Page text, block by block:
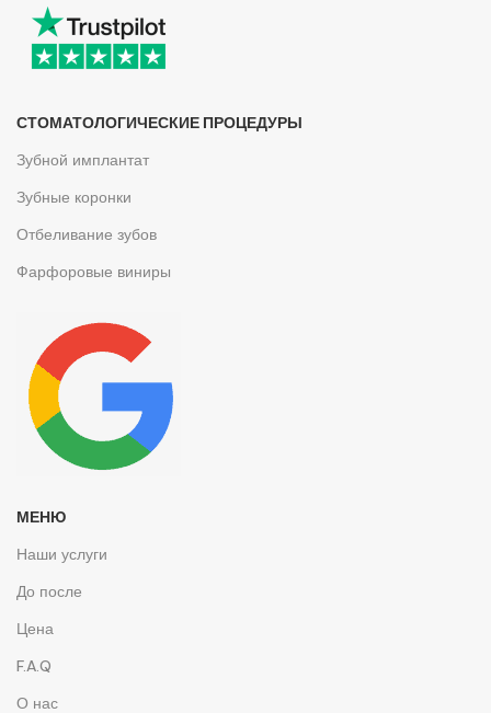
СТОМАТОЛОГИЧЕСКИЕ ПРОЦЕДУРЫ
Зубной имплантат
Зубные коронки
Отбеливание зубов
Фарфоровые виниры
МЕНЮ
Наши услуги
До после
Цена
F.A.Q
О нас